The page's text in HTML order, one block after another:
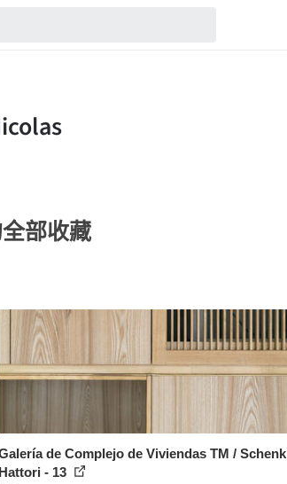
部收藏
de Complejo de Viviendas TM / Schenk
Hattori - 13